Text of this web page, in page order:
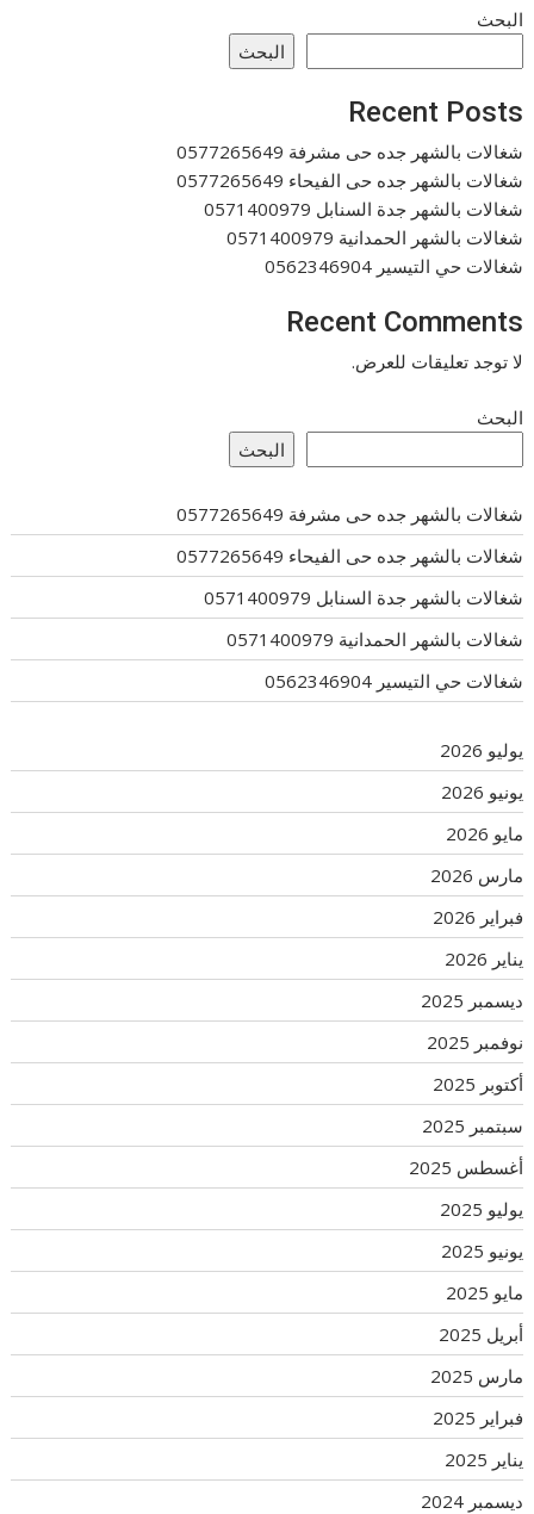
البحث
البحث
Recent Posts
شغالات بالشهر جده حى مشرفة 0577265649
شغالات بالشهر جده حى الفيحاء 0577265649
شغالات بالشهر جدة السنابل 0571400979
شغالات بالشهر الحمدانية 0571400979
شغالات حي التيسير 0562346904
Recent Comments
لا توجد تعليقات للعرض.
البحث
البحث
شغالات بالشهر جده حى مشرفة 0577265649
شغالات بالشهر جده حى الفيحاء 0577265649
شغالات بالشهر جدة السنابل 0571400979
شغالات بالشهر الحمدانية 0571400979
شغالات حي التيسير 0562346904
يوليو 2026
يونيو 2026
مايو 2026
مارس 2026
فبراير 2026
يناير 2026
ديسمبر 2025
نوفمبر 2025
أكتوبر 2025
سبتمبر 2025
أغسطس 2025
يوليو 2025
يونيو 2025
مايو 2025
أبريل 2025
مارس 2025
فبراير 2025
يناير 2025
ديسمبر 2024